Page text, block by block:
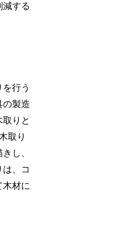
減する
行う
の製造
りと
取り
し、
、コ
木材に